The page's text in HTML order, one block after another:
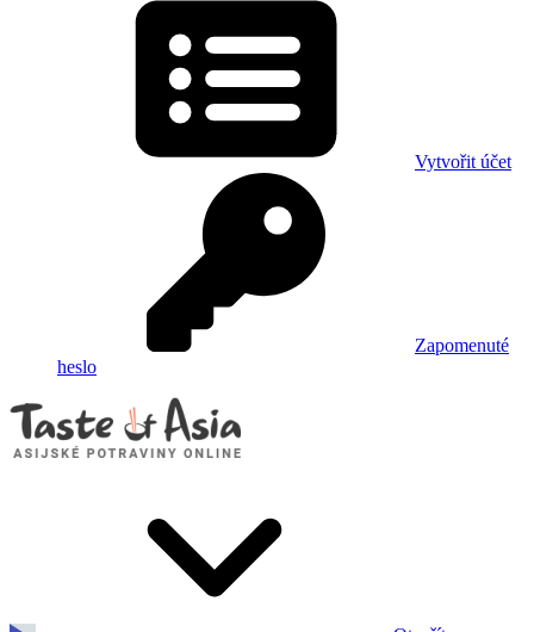
Vytvořit účet
Zapomenuté
heslo